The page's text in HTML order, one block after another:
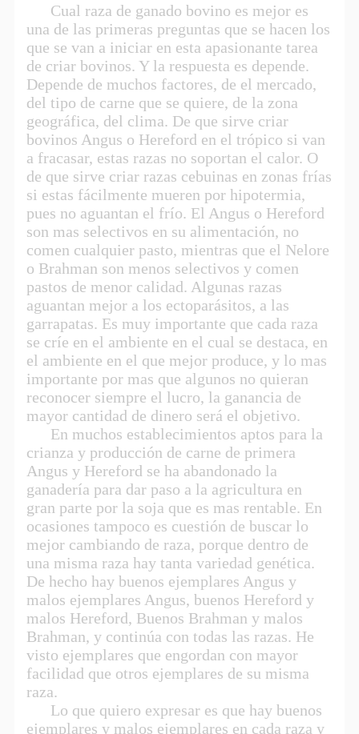
Cual raza de ganado bovino es mejor es
una de las primeras preguntas que se hacen los
que se van a iniciar en esta apasionante tarea
de criar bovinos. Y la respuesta es depende.
Depende de muchos factores, de el mercado,
del tipo de carne que se quiere, de la zona
geográfica, del clima. De que sirve criar
bovinos Angus o Hereford en el trópico si van
a fracasar, estas razas no soportan el calor. O
de que sirve criar razas cebuinas en zonas frías
si estas fácilmente mueren por hipotermia,
pues no aguantan el frío. El Angus o Hereford
son mas selectivos en su alimentación, no
comen cualquier pasto, mientras que el Nelore
o Brahman son menos selectivos y comen
pastos de menor calidad. Algunas razas
aguantan mejor a los ectoparásitos, a las
garrapatas. Es muy importante que cada raza
se críe en el ambiente en el cual se destaca, en
el ambiente en el que mejor produce, y lo mas
importante por mas que algunos no quieran
reconocer siempre el lucro, la ganancia de
mayor cantidad de dinero será el objetivo.
En muchos establecimientos aptos para la
crianza y producción de carne de primera
Angus y Hereford se ha abandonado la
ganadería para dar paso a la agricultura en
gran parte por la soja que es mas rentable. En
ocasiones tampoco es cuestión de buscar lo
mejor cambiando de raza, porque dentro de
una misma raza hay tanta variedad genética.
De hecho hay buenos ejemplares Angus y
malos ejemplares Angus, buenos Hereford y
malos Hereford, Buenos Brahman y malos
Brahman, y continúa con todas las razas. He
visto ejemplares que engordan con mayor
facilidad que otros ejemplares de su misma
raza.
Lo que quiero expresar es que hay buenos
ejemplares y malos ejemplares en cada raza y